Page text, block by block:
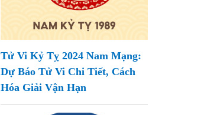
Tử Vi Kỷ Tỵ 2024 Nam Mạng:
Dự Báo Tử Vi Chi Tiết, Cách
Hóa Giải Vận Hạn